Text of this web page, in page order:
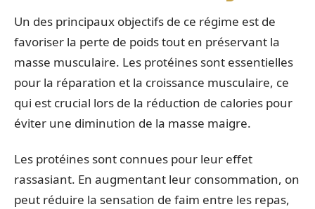
Un des principaux objectifs de ce régime est de
favoriser la perte de poids tout en préservant la
masse musculaire. Les protéines sont essentielles
pour la réparation et la croissance musculaire, ce
qui est crucial lors de la réduction de calories pour
éviter une diminution de la masse maigre.
Les protéines sont connues pour leur effet
rassasiant. En augmentant leur consommation, on
peut réduire la sensation de faim entre les repas,